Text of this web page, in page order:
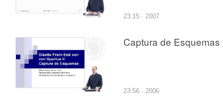
23:15 · 2007
Captura de Esquemas
23:56 · 2006